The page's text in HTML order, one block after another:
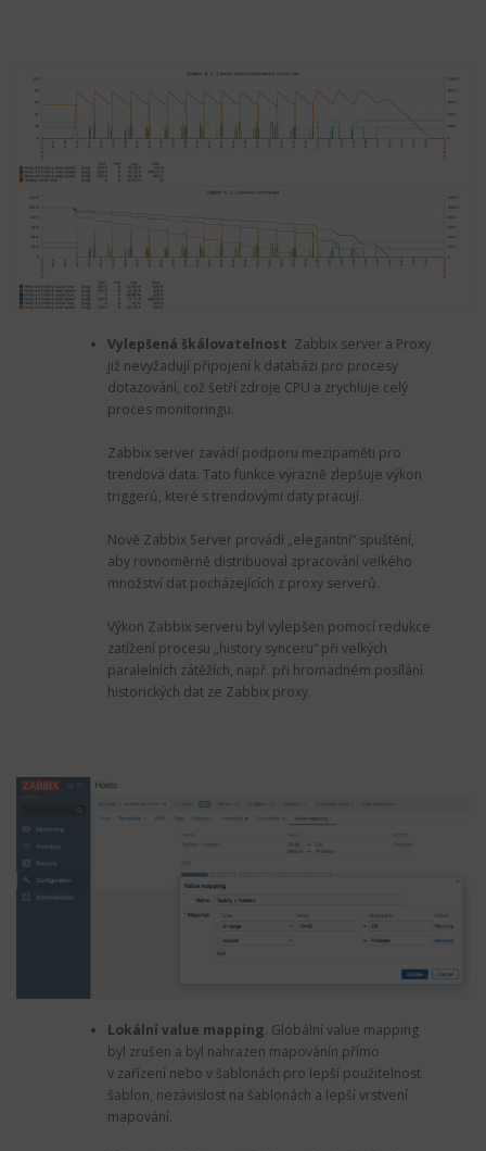
Vylepšená škálovatelnost. Zabbix server a Proxy
již nevyžadují připojení k databázi pro procesy
dotazování, což šetří zdroje CPU a zrychluje celý
proces monitoringu.
Zabbix server zavádí podporu mezipaměti pro
trendová data. Tato funkce výrazně zlepšuje výkon
triggerů, které s trendovými daty pracují.
Nově Zabbix Server provádí „elegantní“ spuštění,
aby rovnoměrně distribuoval zpracování velkého
množství dat pocházejících z proxy serverů.
Výkon Zabbix serveru byl vylepšen pomocí redukce
zatížení procesu „history synceru“ při velkých
paralelních zátěžích, např. při hromadném posílání
historických dat ze Zabbix proxy.
Lokální value mapping. Globální value mapping
byl zrušen a byl nahrazen mapovánín přímo
v zařízení nebo v šablonách pro lepší použitelnost
šablon, nezávislost na šablonách a lepší vrstvení
mapování.